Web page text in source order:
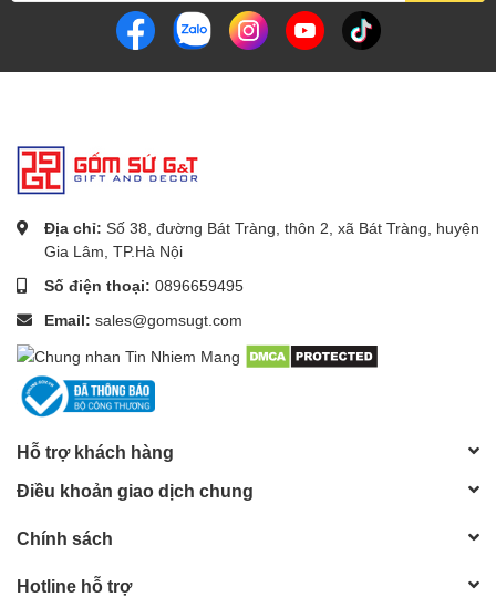
Địa chỉ: Số 38, đường Bát Tràng, thôn 2, xã Bát Tràng, huyện
Gia Lâm, TP.Hà Nội
Số điện thoại: 0896659495
Email: sales@gomsugt.com
Hỗ trợ khách hàng
Điều khoản giao dịch chung
Chính sách
Hotline hỗ trợ